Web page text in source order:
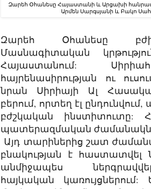
Զարեհ Օհանեսը Հայաստանի և Արցախի
Արմեն Սարգսյանի և Բակո
Զարեհ Օհանեսը
Մասնագիտական
Հայաստանում:
հայրենասիրության ու
նրան Սիրիայի Ալ
բերում, որտեղ էլ
բժշկական ինստիտուտը:
պատերազմական
Այդ տարիներից շատ
բնակության է հաստատվել
անմիջապես
հայկական